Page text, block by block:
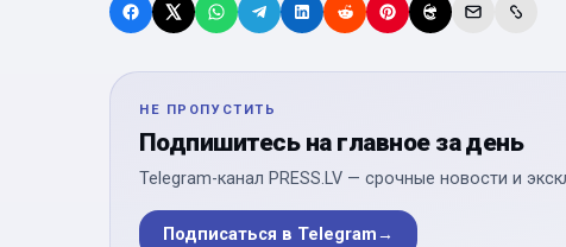
НЕ ПРОПУСТИТЬ
Подпишитесь на главное за день
Telegram-канал PRESS.LV — срочные новости и
Подписаться в Telegram→